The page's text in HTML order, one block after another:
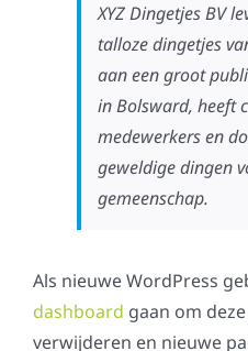
XYZ Dingetjes BV
talloze dingetjes
aan een groot
in Bolsward, heeft
medewerkers en
geweldige dingen
gemeenschap.
Als nieuwe WordPress
dashboard gaan om
verwijderen en nieuwe